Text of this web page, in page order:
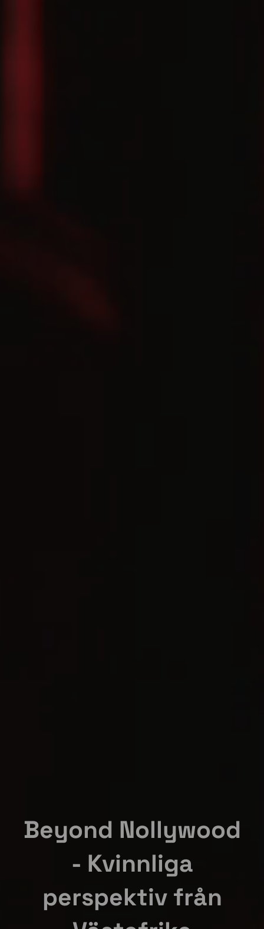
Beyond Nollywood
- Kvinnliga
perspektiv från